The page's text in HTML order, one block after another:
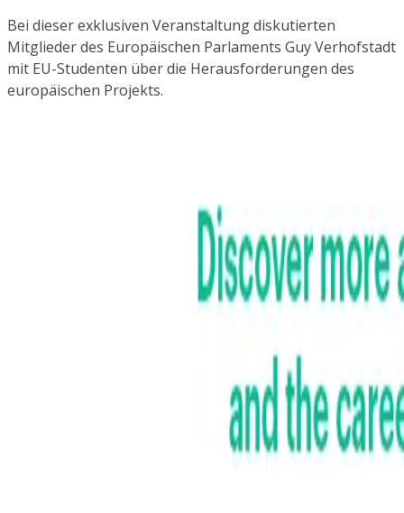
Bei dieser exklusiven Veranstaltung diskutierten
Mitglieder des Europäischen Parlaments Guy Verhofstadt
mit EU-Studenten über die Herausforderungen des
europäischen Projekts.